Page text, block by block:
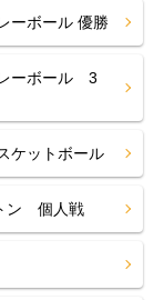
ボール 優勝
ーボール 3
ットボール
ン 個人戦